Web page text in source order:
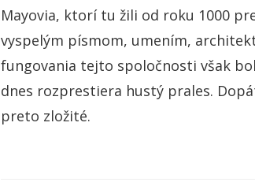
Mayovia, ktorí tu žili od roku 1000
vyspelým písmom, umením,
fungovania tejto spoločnosti však
dnes rozprestiera hustý prales.
preto zložité.